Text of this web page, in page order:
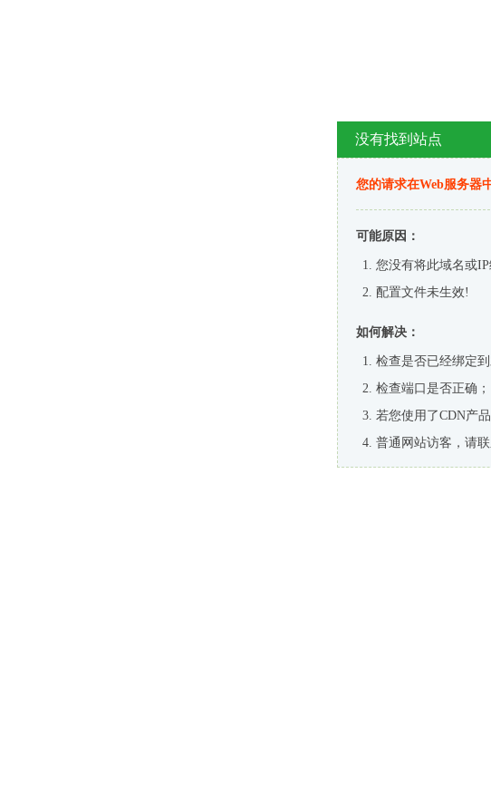
没有找到站点
您的请求在Web服务器
可能原因：
您没有将此域名或
配置文件未生效!
如何解决：
检查是否已经绑定
检查端口是否正确；
若您使用了CDN产
普通网站访客，请